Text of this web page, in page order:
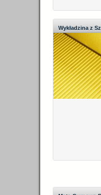
Wykładzina z
Polymax VIDA